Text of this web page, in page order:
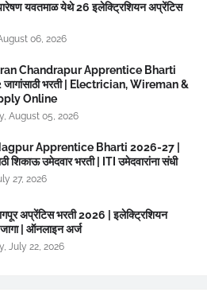
यवतमाळ येथे 26 इलेक्ट्रिशियन अप्रेंटिस
06, 2026
Chandrapur Apprentice Bharti
भरती | Electrician, Wireman &
Online
August 05, 2026
Apprentice Bharti 2026-27 |
शिकाऊ उमेदवार भरती | ITI उमेदवारांना संधी
27, 2026
अप्रेंटिस भरती 2026 | इलेक्ट्रिशियन
| ऑनलाइन अर्ज
July 22, 2026